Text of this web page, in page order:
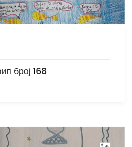
број 168